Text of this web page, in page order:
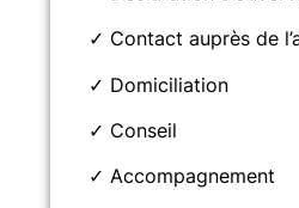
✓ Contact auprès de
✓ Domiciliation
✓ Conseil
✓ Accompagnement